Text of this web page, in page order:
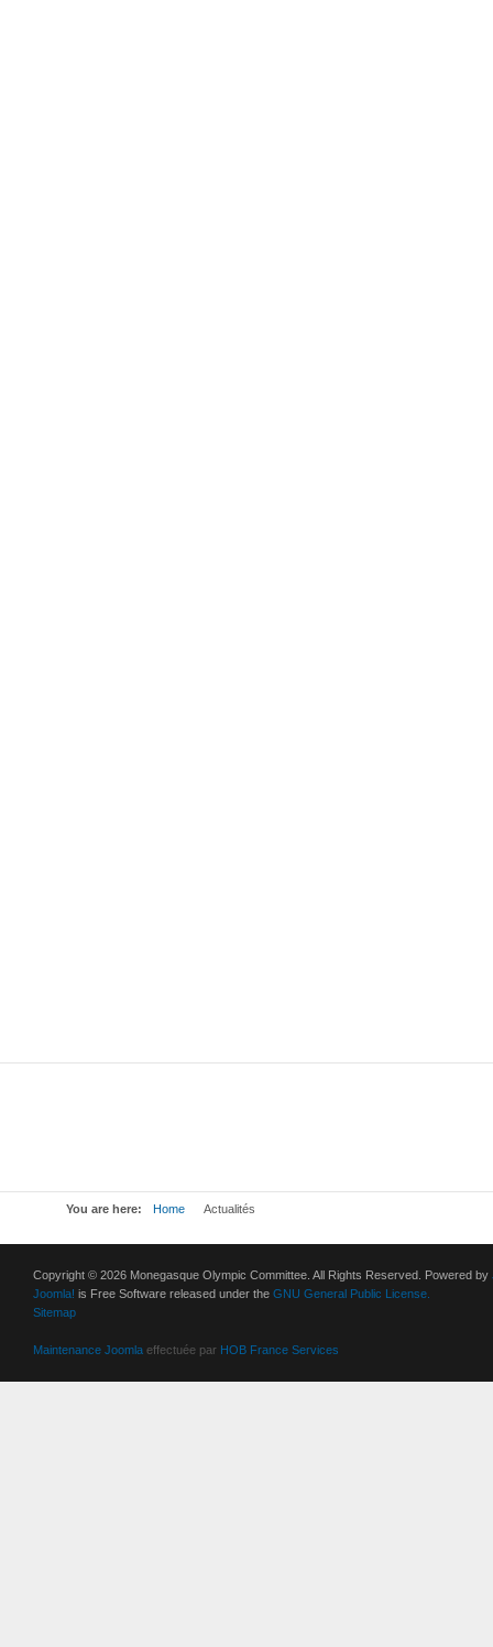
You are here: Home Actualités
Copyright © 2026 Monegasque Olympic Committee. All Rights Reserved. Powered by
Joomla! is Free Software released under the GNU General Public License.
Sitemap
Maintenance Joomla effectuée par HOB France Services